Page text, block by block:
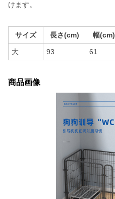
けます。
サイズ 長さ(cm) 幅(cm)
大 93 61
商品画像